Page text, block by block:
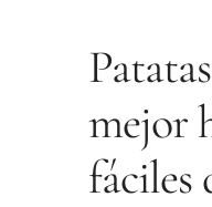
mejor
fáciles